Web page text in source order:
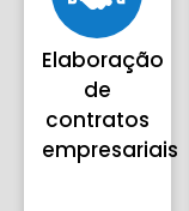
Elaboração
de
contratos
empresariais